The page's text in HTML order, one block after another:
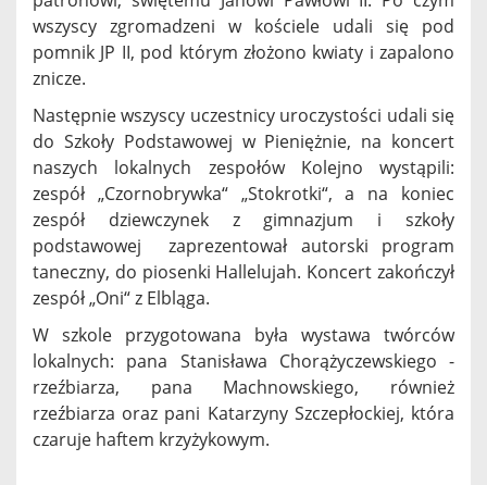
wszyscy zgromadzeni w kościele udali się pod
pomnik JP II, pod którym złożono kwiaty i zapalono
znicze.
Następnie wszyscy uczestnicy uroczystości udali się
do Szkoły Podstawowej w Pieniężnie, na koncert
naszych lokalnych zespołów Kolejno wystąpili:
zespół „Czornobrywka“ „Stokrotki“, a na koniec
zespół dziewczynek z gimnazjum i szkoły
podstawowej zaprezentował autorski program
taneczny, do piosenki Hallelujah. Koncert zakończył
zespół „Oni“ z Elbląga.
W szkole przygotowana była wystawa twórców
lokalnych: pana Stanisława Chorążyczewskiego -
rzeźbiarza, pana Machnowskiego, również
rzeźbiarza oraz pani Katarzyny Szczepłockiej, która
czaruje haftem krzyżykowym.